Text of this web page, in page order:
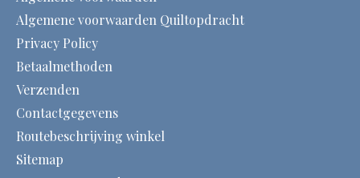
Algemene voorwaarden Quiltopdracht
Privacy Policy
Betaalmethoden
Verzenden
Contactgegevens
Routebeschrijving winkel
Sitemap